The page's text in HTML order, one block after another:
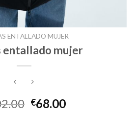
ENTALLADO MUJER
entallado mujer
€68.00